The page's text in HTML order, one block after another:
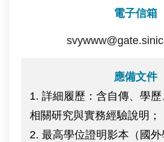
電子信箱
應備文件
1. 詳細履歷：含自傳、學
相關研究與實務經驗說明；
2. 最高學位證明影本（國